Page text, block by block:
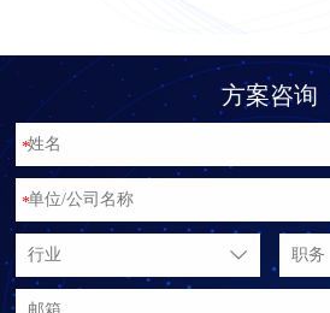
方案咨询
*
*
行业 职务